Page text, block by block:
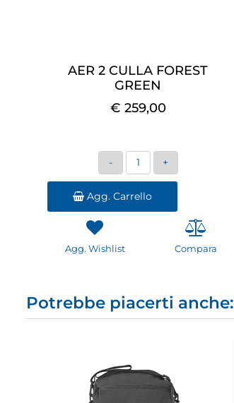
AER 2 CULLA FOREST
GREEN
€ 259,00
Quantità
Agg. Carrello
Agg. Wishlist Compara
Potrebbe piacerti anche: